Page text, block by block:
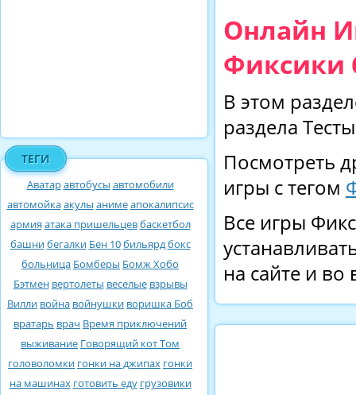
ТЕГИ
Аватаравтобусы автомобили
автомойкаакулы анимеапокалипсис
армия атака пришельцевбаскетбол
башнибегалки Бен 10бильярдбокс
больница Бомберы Бомж Хобо
Бэтмен вертолеты веселые взрывы
Вилли война войнушки воришка Боб
вратарь врач Время приключений
выживание Говорящий кот Том
головоломки гонки на джипах гонки
на машинах готовить еду грузовики
Онлайн
Фиксики
В этом
раздела
Посмотреть
игры с тегом
Все игры
на сайте и